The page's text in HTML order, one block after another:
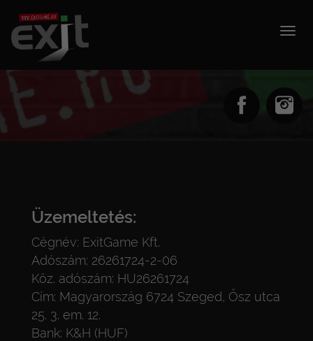
Üzemeltetés:
Cégnév: ExitGame Kft.
Adószám: 26261724-2-06
Köz. adószám: HU26261724
Cím: Magyarország 6724 Szeged, Ősz utca
25. 3. em. 12.
Bank: K&H (HUF)